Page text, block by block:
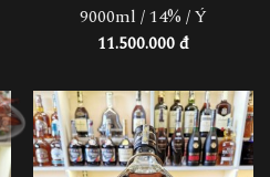
9000ml / 14% / Ý
11.500.000 đ